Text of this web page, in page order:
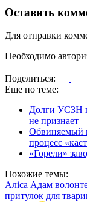
Оставить
Для отправки
Необходимо
Поделиться:
Еще по теме:
Долги УСЗН
не признает
Обвиняемый
процесс
«Горели»
Похожие темы:
Аліса Адам
притулок для